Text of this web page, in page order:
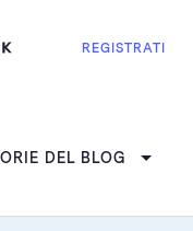
REGISTRATI
DEL BLOG